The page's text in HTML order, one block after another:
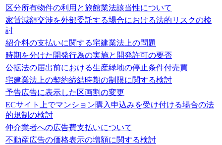
区分所有物件の利用と旅館業法該当性について
家賃減額交渉を外部委託する場合における法的リスクの検
討
紹介料の支払いに関する宅建業法上の問題
時期を分けた開発行為の実施と開発許可の要否
公拡法の届出前における生産緑地の停止条件付売買
宅建業法上の契約締結時期の制限に関する検討
予告広告に表示した区画割の変更
ECサイト上でマンション購入申込みを受け付ける場合の法
的規制の検討
仲介業者への広告費支払いについて
不動産広告の価格表示の増額に関する検討